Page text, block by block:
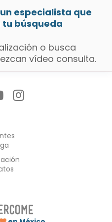
especialista que
tu búsqueda
o busca
vídeo consulta.